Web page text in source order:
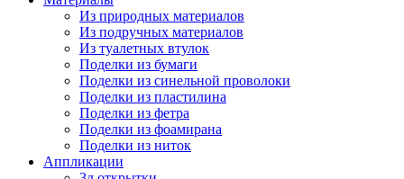
Из природных материалов
Из подручных материалов
Из туалетных втулок
Поделки из бумаги
Поделки из синельной проволоки
Поделки из пластилина
Поделки из фетра
Поделки из фоамирана
Поделки из ниток
Аппликации